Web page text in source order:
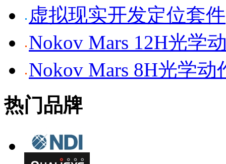
虚拟现实开发定位套件
Nokov Mars 12H光学
Nokov Mars 8H光学动
热门品牌